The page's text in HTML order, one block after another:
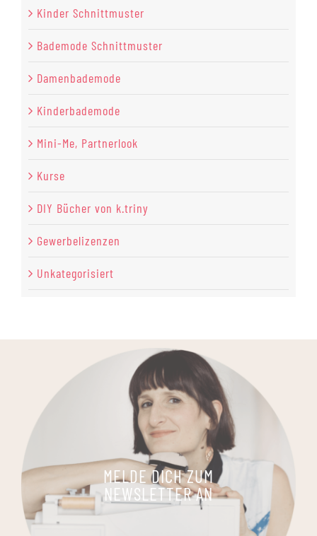
Kinder Schnittmuster
Bademode Schnittmuster
Damenbademode
Kinderbademode
Mini-Me, Partnerlook
Kurse
DIY Bücher von k.triny
Gewerbelizenzen
Unkategorisiert
MELDE DICH ZUM
NEWSLETTER AN